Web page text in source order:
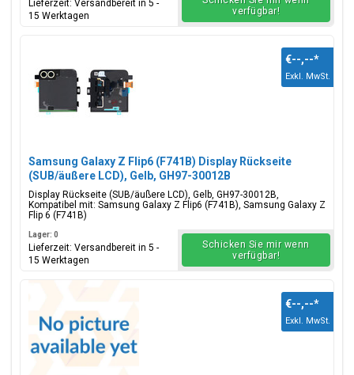
Lieferzeit: Versandbereit in 5 -
15 Werktagen
verfügbar!
Samsung Galaxy Z Flip6 (F741B) Display Rückseite
(SUB/äußere LCD), Gelb, GH97-30012B
Display Rückseite (SUB/äußere LCD), Gelb, GH97-30012B,
Kompatibel mit: Samsung Galaxy Z Flip6 (F741B), Samsung Galaxy Z
Flip 6 (F741B)
€--,--*
Exkl. MwSt.
Lager: 0
Lieferzeit: Versandbereit in 5 -
15 Werktagen
Schicken Sie mir wenn
verfügbar!
€--,--*
Exkl. MwSt.